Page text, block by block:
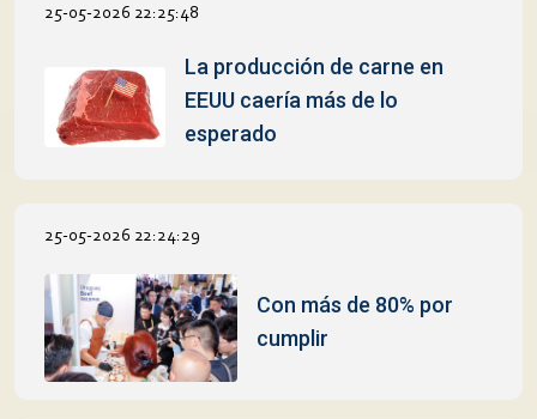
25-05-2026 22:25:48
La producción de carne en
EEUU caería más de lo
esperado
25-05-2026 22:24:29
Con más de 80% por
cumplir